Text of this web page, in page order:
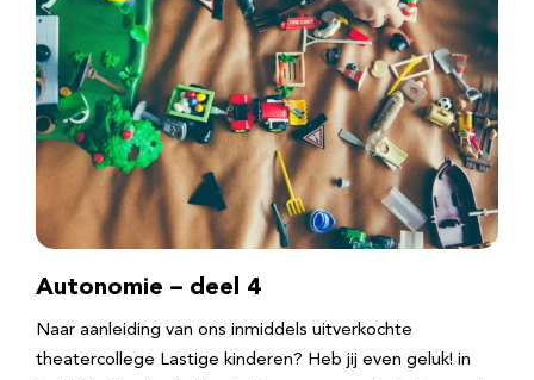
Autonomie – deel 4
Naar aanleiding van ons inmiddels uitverkochte
theatercollege Lastige kinderen? Heb jij even geluk! in